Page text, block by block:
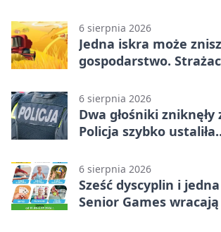
6 sierpnia 2026
Jedna iskra może
gospodarstwo.
6 sierpnia 2026
Dwa głośniki
Policja szybko ustaliła
6 sierpnia 2026
Sześć dyscyplin i
Senior Games